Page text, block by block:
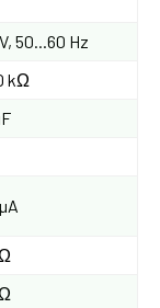
50...60 Hz
kΩ